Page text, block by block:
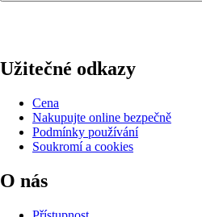
Užitečné odkazy
Cena
Nakupujte online bezpečně
Podmínky používání
Soukromí a cookies
O nás